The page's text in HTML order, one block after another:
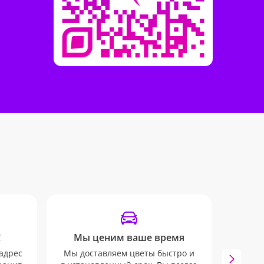
Мы ценим ваше время
Мы доставляем цветы быстро и